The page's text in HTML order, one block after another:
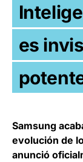
es
Samsung
evolución de
anunció